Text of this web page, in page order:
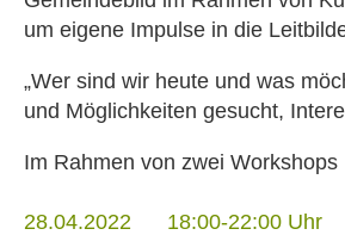
um eigene Impulse in die
„Wer sind wir heute und was
und Möglichkeiten gesucht,
Im Rahmen von zwei Workshops
28.04.2022 18:00-22:00 Uhr